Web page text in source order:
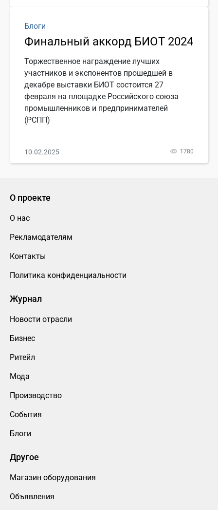
Блоги
Финальный аккорд БИОТ 2024
Торжественное награждение лучших
участников и экспонентов прошедшей в
декабре выставки БИОТ состоится 27
февраля на площадке Российского союза
промышленников и предпринимателей
(РСПП)
10.02.2025 1780
О проекте
О нас
Рекламодателям
Контакты
Политика конфиденциальности
Журнал
Новости отрасли
Бизнес
Ритейл
Мода
Производство
События
Блоги
Другое
Магазин оборудования
Объявления